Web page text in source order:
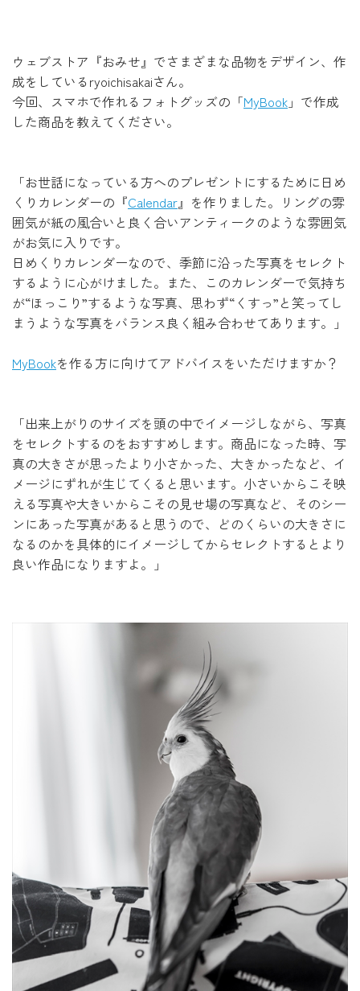
ウェブストア『おみせ』でさまざまな品物をデザイン、作
成をしているryoichisakaiさん。
今回、スマホで作れるフォトグッズの「MyBook 」で作成
した商品を教えてください。
「お世話になっている方へのプレゼントにするために日め
くりカレンダーの『Calendar』を作りました。リングの雰
囲気が紙の風合いと良く合いアンティークのような雰囲気
がお気に入りです。
日めくりカレンダーなので、季節に沿った写真をセレクト
するように心がけました。また、このカレンダーで気持ち
が“ほっこり”するような写真、思わず“くすっ”と笑ってし
まうような写真をバランス良く組み合わせてあります。」
MyBookを作る方に向けてアドバイスをいただけますか？
「出来上がりのサイズを頭の中でイメージしながら、写真
をセレクトするのをおすすめします。商品になった時、写
真の大きさが思ったより小さかった、大きかったなど、イ
メージにずれが生じてくると思います。小さいからこそ映
える写真や大きいからこその見せ場の写真など、そのシー
ンにあった写真があると思うので、どのくらいの大きさに
なるのかを具体的にイメージしてからセレクトするとより
良い作品になりますよ。」